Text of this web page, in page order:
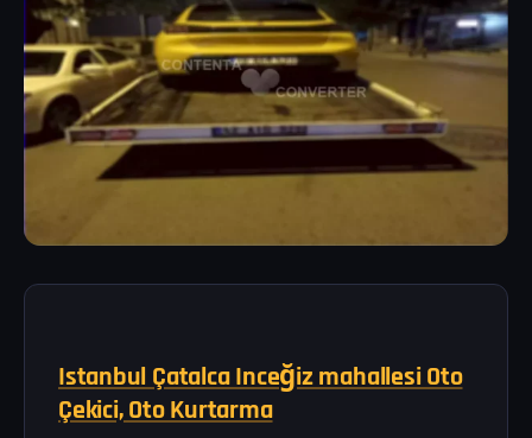
Istanbul Çatalca Inceğiz mahallesi Oto
Çekici, Oto Kurtarma